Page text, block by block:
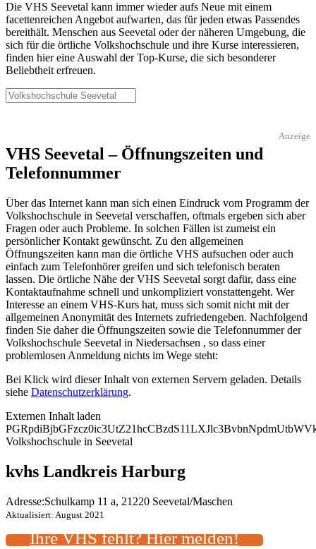
Die VHS Seevetal kann immer wieder aufs Neue mit einem
facettenreichen Angebot aufwarten, das für jeden etwas Passendes
bereithält. Menschen aus Seevetal oder der näheren Umgebung, die
sich für die örtliche Volkshochschule und ihre Kurse interessieren,
finden hier eine Auswahl der Top-Kurse, die sich besonderer
Beliebtheit erfreuen.
Anzeige
VHS Seevetal – Öffnungszeiten und
Telefonnummer
Über das Internet kann man sich einen Eindruck vom Programm der
Volkshochschule in Seevetal verschaffen, oftmals ergeben sich aber
Fragen oder auch Probleme. In solchen Fällen ist zumeist ein
persönlicher Kontakt gewünscht. Zu den allgemeinen
Öffnungszeiten kann man die örtliche VHS aufsuchen oder auch
einfach zum Telefonhörer greifen und sich telefonisch beraten
lassen. Die örtliche Nähe der VHS Seevetal sorgt dafür, dass eine
Kontaktaufnahme schnell und unkompliziert vonstattengeht. Wer
Interesse an einem VHS-Kurs hat, muss sich somit nicht mit der
allgemeinen Anonymität des Internets zufriedengeben. Nachfolgend
finden Sie daher die Öffnungszeiten sowie die Telefonnummer der
Volkshochschule Seevetal in Niedersachsen , so dass einer
problemlosen Anmeldung nichts im Wege steht:
Bei Klick wird dieser Inhalt von externen Servern geladen. Details
siehe Datenschutzerklärung.
Externen Inhalt laden
Volkshochschule in Seevetal
kvhs Landkreis Harburg
Adresse:Schulkamp 11 a, 21220 Seevetal/Maschen
Aktualisiert: August 2021
Ihre VHS fehlt? Hier melden!